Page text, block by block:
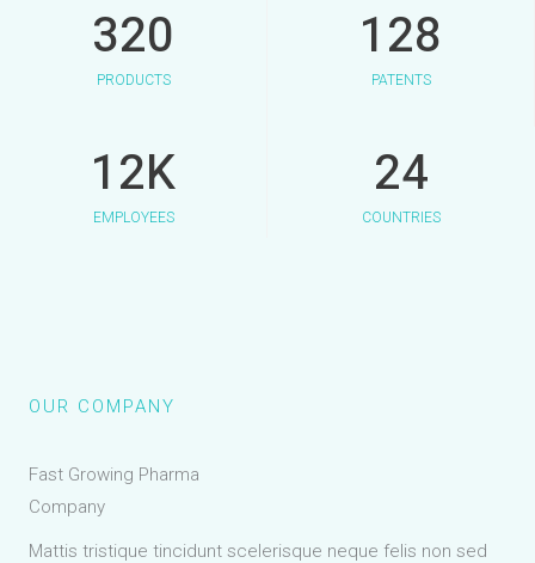
320
PRODUCTS
128
PATENTS
12K
EMPLOYEES
24
COUNTRIES
OUR COMPANY
Fast Growing Pharma
Company
Mattis tristique tincidunt scelerisque neque felis non sed